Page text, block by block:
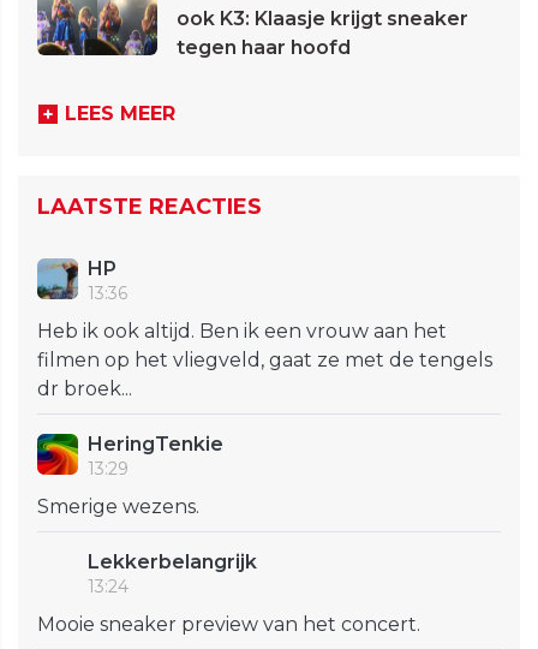
ook K3: Klaasje krijgt sneaker
tegen haar hoofd
LEES MEER
LAATSTE REACTIES
HP
13:36
Heb ik ook altijd. Ben ik een vrouw aan het
filmen op het vliegveld, gaat ze met de tengels
dr broek...
HeringTenkie
13:29
Smerige wezens.
Lekkerbelangrijk
13:24
Mooie sneaker preview van het concert.